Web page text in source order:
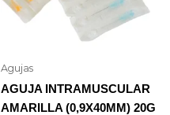
Agujas
AGUJA INTRAMUSCULAR
AMARILLA (0,9X40MM) 20G